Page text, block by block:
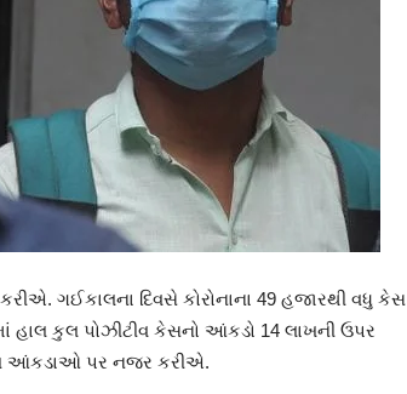
ગઈકાલના દિવસે કોરોનાના 49 હજારથી વધુ કેસ
હાલ કુલ પોઝીટીવ કેસનો આંકડો 14 લાખની ઉપર
આંકડાઓ પર નજર કરીએ.